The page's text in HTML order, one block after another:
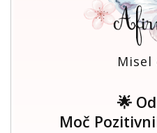
Misel
🌟
Moč